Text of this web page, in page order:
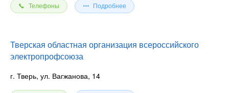
Телефоны Подробнее
Тверская областная организация всероссийского
электропрофсоюза
г. Тверь, ул. Вагжанова, 14